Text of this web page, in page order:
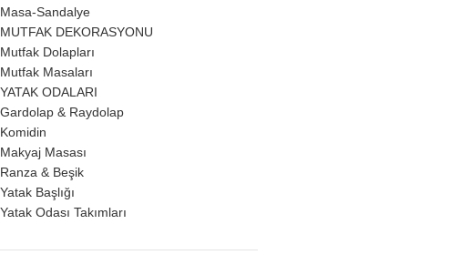
Masa-Sandalye
MUTFAK DEKORASYONU
Mutfak Dolapları
Mutfak Masaları
YATAK ODALARI
Gardolap & Raydolap
Komidin
Makyaj Masası
Ranza & Beşik
Yatak Başlığı
Yatak Odası Takımları